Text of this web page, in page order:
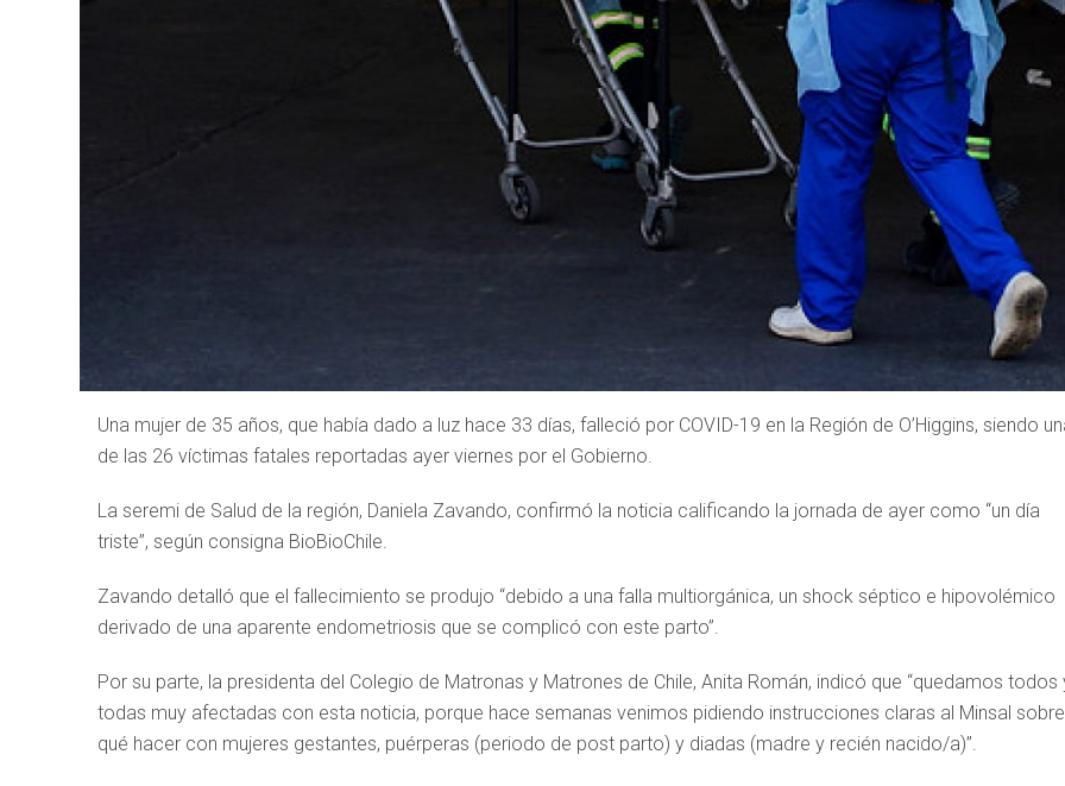
Una mujer de 35 años, que había dado a luz hace 33 días, falleció por COVID-19 en la Región de O’Higgins, siendo
de las 26 víctimas fatales reportadas ayer viernes por el Gobierno.
La seremi de Salud de la región, Daniela Zavando, confirmó la noticia calificando la jornada de ayer como “un día
triste”, según consigna BioBioChile.
Zavando detalló que el fallecimiento se produjo “debido a una falla multiorgánica, un shock séptico e hipovolémico
derivado de una aparente endometriosis que se complicó con este parto”.
Por su parte, la presidenta del Colegio de Matronas y Matrones de Chile, Anita Román, indicó que “quedamos todos
todas muy afectadas con esta noticia, porque hace semanas venimos pidiendo instrucciones claras al Minsal sobre
qué hacer con mujeres gestantes, puérperas (periodo de post parto) y diadas (madre y recién nacido/a)”.